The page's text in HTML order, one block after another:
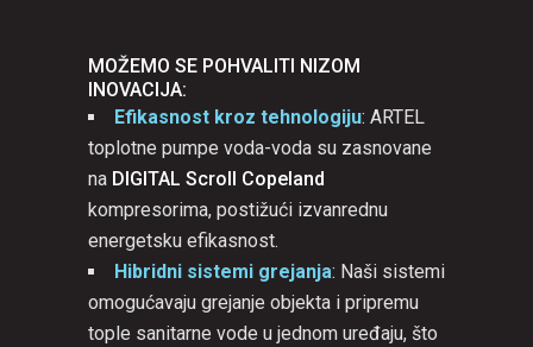
MOŽEMO SE POHVALITI NIZOM
INOVACIJA:
Efikasnost kroz tehnologiju: ARTEL
toplotne pumpe voda-voda su zasnovane
na DIGITAL Scroll Copeland
kompresorima, postižući izvanrednu
energetsku efikasnost.
Hibridni sistemi grejanja: Naši sistemi
omogućavaju grejanje objekta i pripremu
tople sanitarne vode u jednom uređaju, što